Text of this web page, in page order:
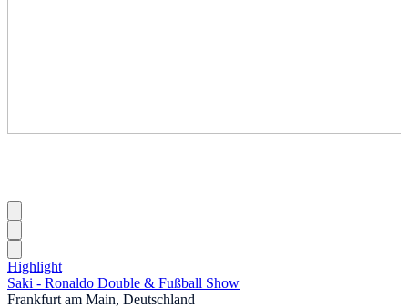
Highlight
Saki - Ronaldo Double & Fußball Show
Frankfurt am Main, Deutschland